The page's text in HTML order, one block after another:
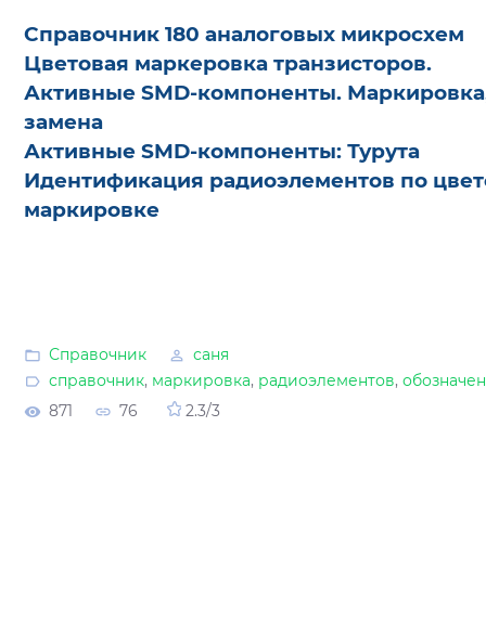
Справочник 180 аналоговых микросхем
Цветовая маркеровка транзисторов.
Активные SMD-компоненты.
замена
Активные SMD-компоненты: Турута
Идентификация радиоэлементов по
маркировке
Справочник
саня
справочник, маркировка, радиоэлементов,
871
76 2.3/3